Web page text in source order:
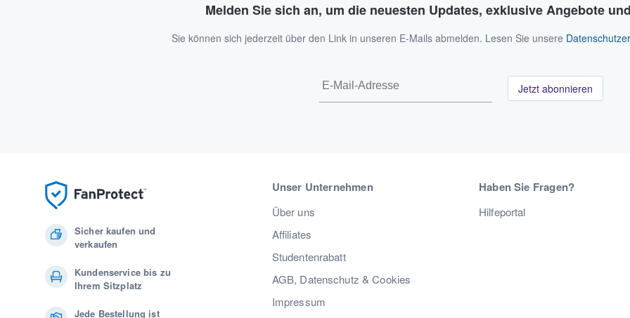
Melden Sie sich an, um die neuesten Updates, exklusive Angebote
Sie können sich jederzeit über den Link in unseren E-Mails abmelden. Lesen Sie unsere
Jetzt abonnieren
Sicher kaufen und
verkaufen
Kundenservice bis zu
Ihrem Sitzplatz
Jede Bestellung ist
Unser Unternehmen
Über uns
Affiliates
Studentenrabatt
AGB, Datenschutz & Cookies
Impressum
Haben Sie Fragen?
Hilfeportal